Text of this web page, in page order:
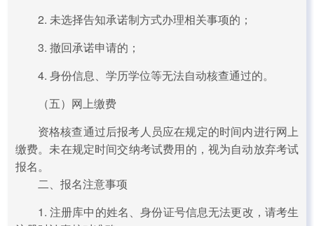
2. 未选择告知承诺制方式办理相关事项的；
3. 撤回承诺申请的；
4. 身份信息、学历学位等无法自动核查通过的。
（五）网上缴费
资格核查通过后报考人员应在规定的时间内进行网上
缴费。未在规定时间交纳考试费用的，视为自动放弃考试
报名。
二、报名注意事项
1. 注册库中的姓名、身份证号信息无法更改，请考生